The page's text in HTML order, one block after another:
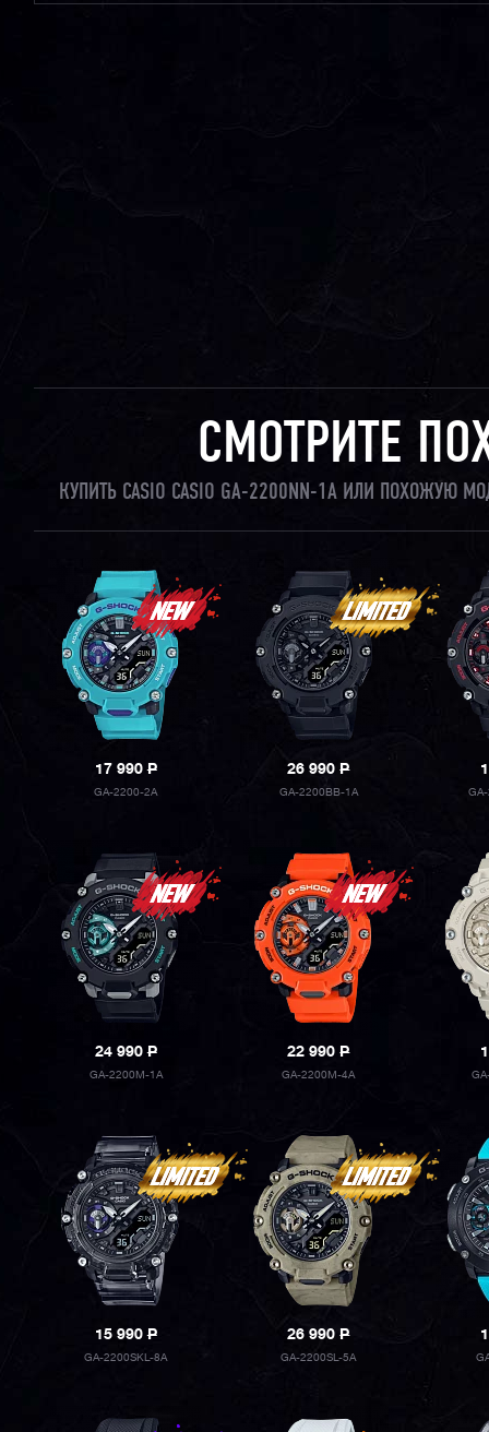
СМОТРИТЕ
КУПИТЬ CASIO CASIO GA-2200NN-1A ИЛИ ПОХОЖУЮ
17 990P
GA-2200-2A
26 990P
GA-2200BB-1A
24 990P
GA-2200M-1A
22 990P
GA-2200M-4A
15 990P
GA-2200SKL-8A
26 990P
GA-2200SL-5A